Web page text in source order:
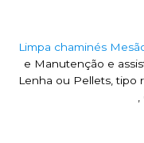
Limpa chaminés
e Manutenção e
Lenha ou Pellets, tipo
,